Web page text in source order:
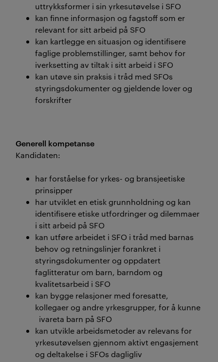
uttrykksformer i sin yrkesutøvelse i SFO
kan finne informasjon og fagstoff som er
relevant for sitt arbeid på SFO
kan kartlegge en situasjon og identifisere
faglige problemstillinger, samt behov for
iverksetting av tiltak i sitt arbeid i SFO
kan utøve sin praksis i tråd med SFOs
styringsdokumenter og gjeldende lover og
forskrifter
Generell kompetanse
Kandidaten:
har forståelse for yrkes- og bransjeetiske
prinsipper
har utviklet en etisk grunnholdning og kan
identifisere etiske utfordringer og dilemmaer
i sitt arbeid på SFO
kan utføre arbeidet i SFO i tråd med barnas
behov og retningslinjer forankret i
styringsdokumenter og oppdatert
faglitteratur om barn, barndom og
kvalitetsarbeid i SFO
kan bygge relasjoner med foresatte,
kollegaer og andre yrkesgrupper, for å kunne
ivareta barn på SFO
kan utvikle arbeidsmetoder av relevans for
yrkesutøvelsen gjennom aktivt engasjement
og deltakelse i SFOs dagligliv